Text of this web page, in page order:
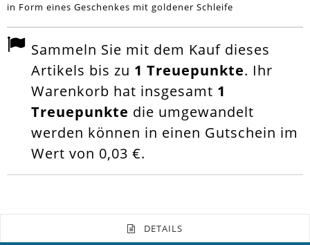
in Form eines Geschenkes mit goldener Schleife
Sammeln Sie mit dem Kauf dieses
Artikels bis zu 1 Treuepunkte. Ihr
Warenkorb hat insgesamt 1
Treuepunkte die umgewandelt
werden können in einen Gutschein im
Wert von 0,03 €.
DETAILS